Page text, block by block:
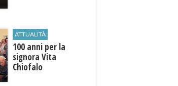
ATTUALITÀ
100 anni per la
signora Vita
Chiofalo